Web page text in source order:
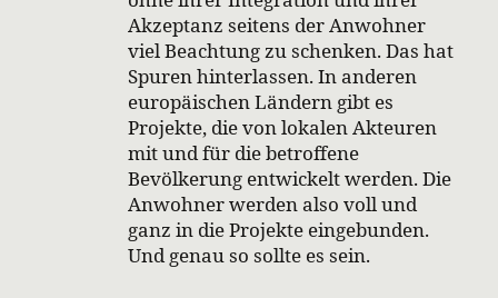
Akzeptanz seitens der Anwohner
viel Beachtung zu schenken. Das hat
Spuren hinterlassen. In anderen
europäischen Ländern gibt es
Projekte, die von lokalen Akteuren
mit und für die betroffene
Bevölkerung entwickelt werden. Die
Anwohner werden also voll und
ganz in die Projekte eingebunden.
Und genau so sollte es sein.